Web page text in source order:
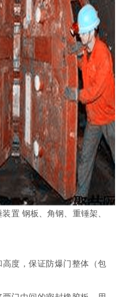
置 钢板、角钢、重锤架、
高度，保证防爆门整体（包